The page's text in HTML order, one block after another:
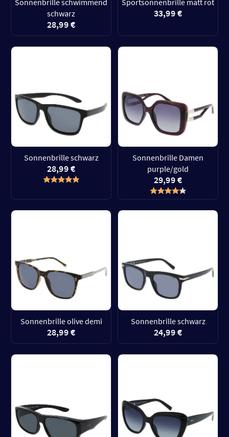
Sonnenbrille schwimmend
schwarz
Sportsonnenbrille matt rot
Sonnenbrille schwarz
28,99 €
Sonnenbrille Damen
purple/gold
29,99 €
Sonnenbrille olive demi Sonnenbrille schwarz